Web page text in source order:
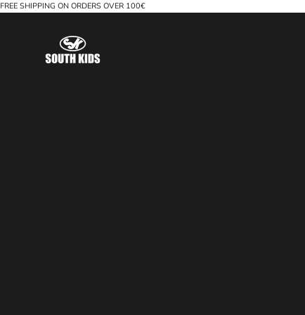
FREE SHIPPING ON ORDERS OVER 100€
South Kids